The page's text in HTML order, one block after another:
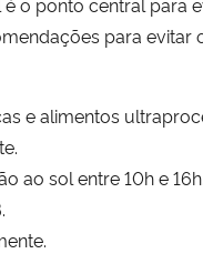
para evitar
e alimentos
ao sol entre 10h e 16h.